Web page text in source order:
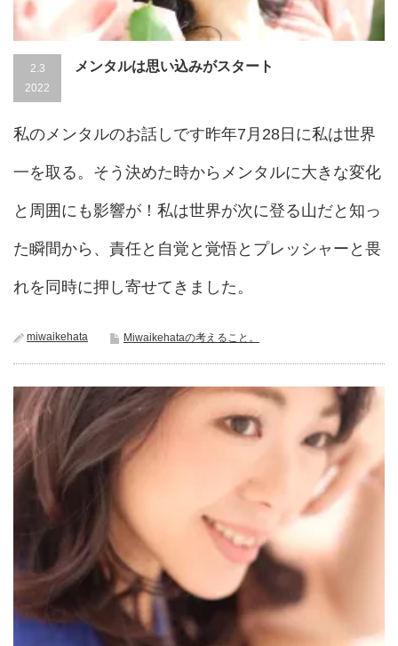
2.3
2022
メンタルは思い込みがスタート
私のメンタルのお話しです昨年7月28日に私は世界
一を取る。そう決めた時からメンタルに大きな変化
と周囲にも影響が！私は世界が次に登る山だと知っ
た瞬間から、責任と自覚と覚悟とプレッシャーと畏
れを同時に押し寄せてきました。
miwaikehata Miwaikehataの考えること。